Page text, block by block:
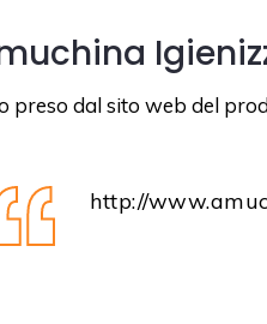
preso dal sito web del
http://